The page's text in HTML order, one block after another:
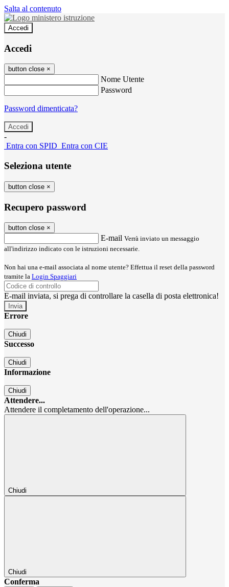
Salta al contenuto
Accedi
Accedi
button close ×
Nome Utente
Password
Password dimenticata?
-
Entra con SPID Entra con CIE
Seleziona utente
button close ×
Recupero password
button close ×
E-mail Verrà inviato un messaggio
all'indirizzo indicato con le istruzioni necessarie.
Non hai una e-mail associata al nome utente? Effettua il reset della password
tramite la Login Spaggiari
E-mail inviata, si prega di controllare la casella di posta elettronica!
Errore
Chiudi
Successo
Chiudi
Informazione
Chiudi
Attendere...
Attendere il completamento dell'operazione...
Chiudi
Chiudi
Conferma